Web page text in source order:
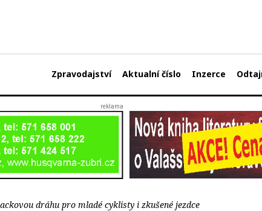
Zpravodajství Aktualní číslo Inzerce
dráhu pro mladé cyklisty i zkušené jezdce